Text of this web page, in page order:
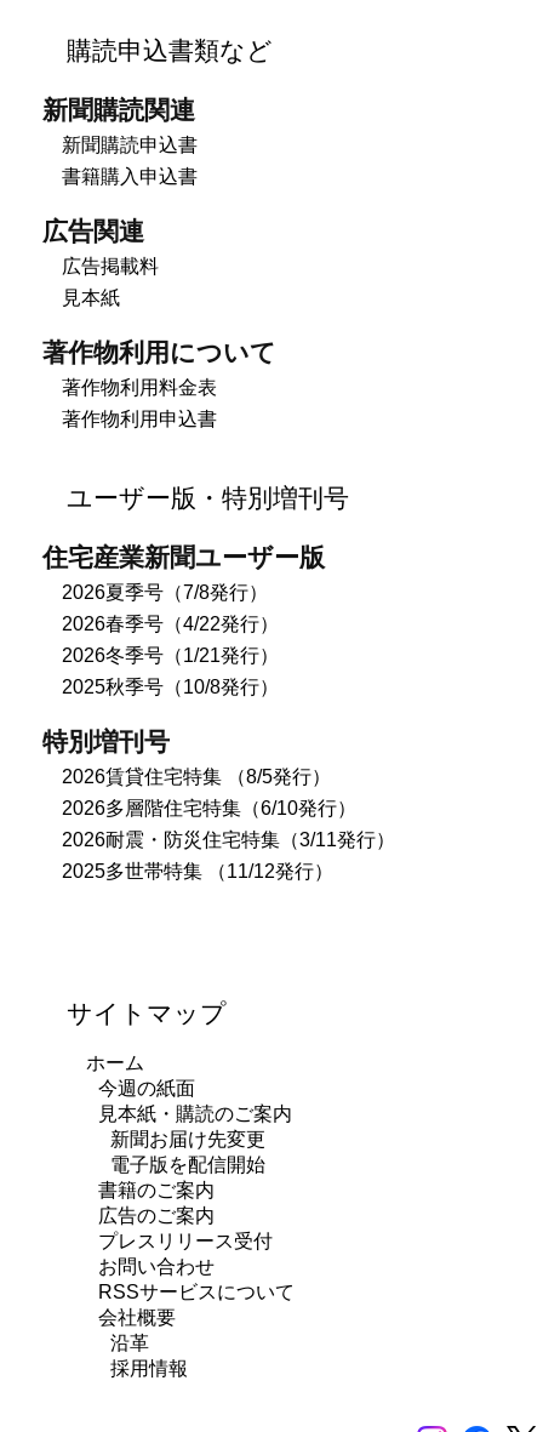
購読申込書類など
新聞購読関連
新聞購読申込書
書籍購入申込書
広告関連
広告掲載料
見本紙
著作物利用について
著作物利用料金表
著作物利用申込書
ユーザー版・特別増刊号
住宅産業新聞ユーザー版
2026夏季号（7/8発行）
2026春季号（4/22発行）
2026冬季号（1/21発行）
2025秋季号（10/8発行）
特別増刊号
2026賃貸住宅特集 （8/5発行）
2026多層階住宅特集（6/10発行）
2026耐震・防災住宅特集（3/11発行）
2025多世帯特集 （11/12発行）
サイトマップ
ホーム
今週の紙面
見本紙・購読のご案内
新聞お届け先変更
電子版を配信開始
書籍のご案内
広告のご案内
プレスリリース受付
お問い合わせ
RSSサービスについて
会社概要
沿革
採用情報